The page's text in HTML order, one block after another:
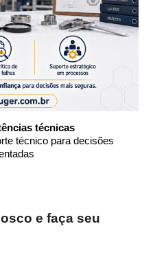
técnicas
técnico para decisões
e faça seu